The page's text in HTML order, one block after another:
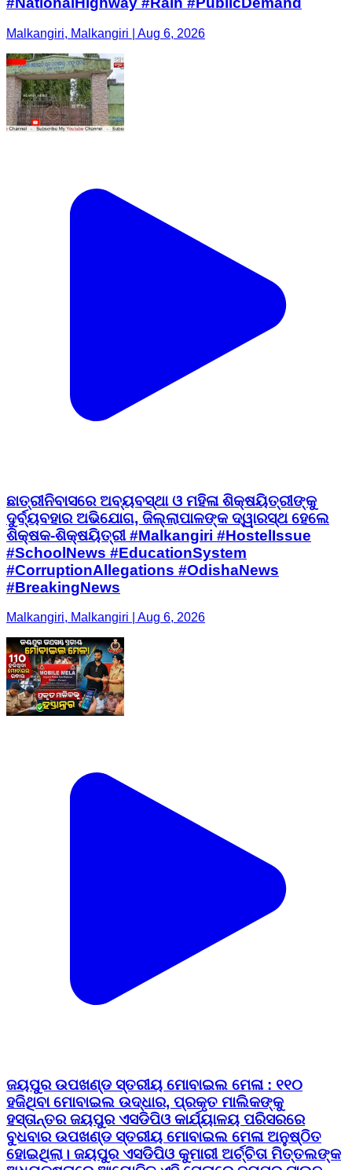
Malkangiri, Malkangiri | Aug 6, 2026
ଛାତ୍ରୀନିବାସରେ ଅବ୍ୟବସ୍ଥା ଓ ମହିଳା ଶିକ୍ଷୟିତ୍ରୀଙ୍କୁ
ଦୁର୍ବ୍ୟବହାର ଅଭିଯୋଗ, ଜିଲ୍ଲାପାଳଙ୍କ ଦ୍ୱାରସ୍ଥ ହେଲେ
ଶିକ୍ଷକ-ଶିକ୍ଷୟିତ୍ରୀ #Malkangiri #HostelIssue
#SchoolNews #EducationSystem
#CorruptionAllegations #OdishaNews
#BreakingNews
Malkangiri, Malkangiri | Aug 6, 2026
ଜୟପୁର ଉପଖଣ୍ଡ ସ୍ତରୀୟ ମୋବାଇଲ ମେଳା : ୧୧୦
ହଜିଥିବା ମୋବାଇଲ ଉଦ୍ଧାର, ପ୍ରକୃତ ମାଲିକଙ୍କୁ
ହସ୍ତାନ୍ତର ଜୟପୁର ଏସଡିପିଓ କାର୍ଯ୍ୟାଳୟ ପରିସରରେ
ବୁଧବାର ଉପଖଣ୍ଡ ସ୍ତରୀୟ ମୋବାଇଲ ମେଳା ଅନୁଷ୍ଠିତ
ହୋଇଥିଲା। ଜୟପୁର ଏସଡିପିଓ କୁମାରୀ ଅର୍ଚ୍ଚିତା ମିତ୍ତଲଙ୍କ